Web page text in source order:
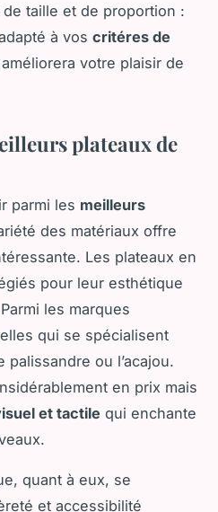
taille et de proportion :
à vos critéres de
améliorera votre plaisir de
plateaux de
parmi les meilleurs
des matériaux offre
Les plateaux en
pour leur esthétique
les marques
qui se spécialisent
ou l’acajou.
en prix mais
et tactile qui enchante
quant à eux, se
et accessibilité